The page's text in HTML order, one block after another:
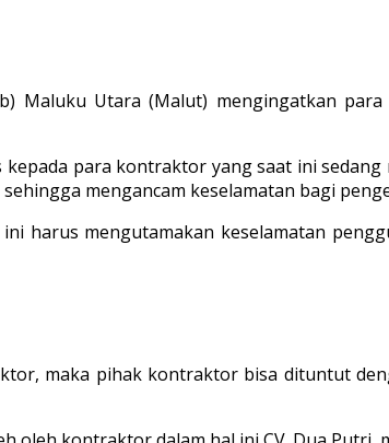
Maluku Utara (Malut) mengingatkan
para kontraktor yang saat ini
mengancam keselamatan bagi
harus mengutamakan keselamatan
maka pihak kontraktor bisa dituntut